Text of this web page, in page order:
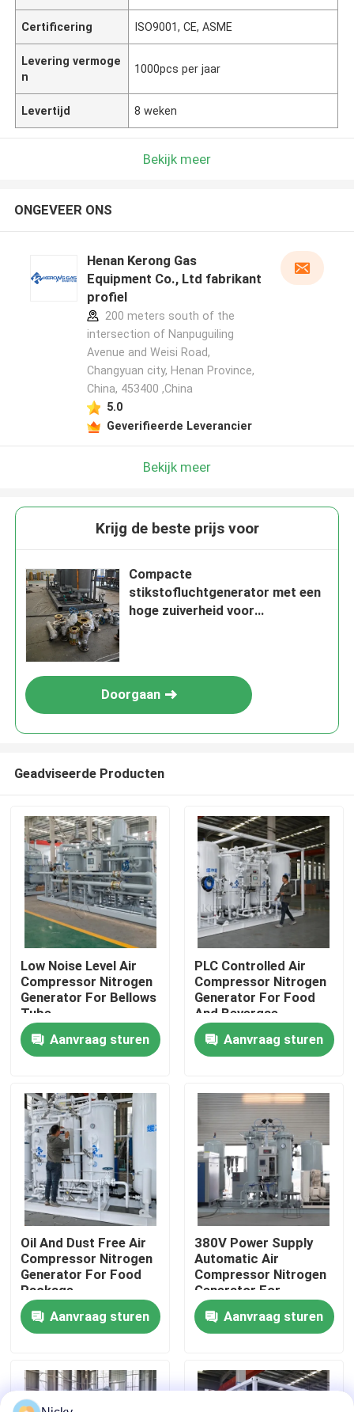
Thuis
Producten
Over ons
Fabriekstocht
Kwaliteitscontrole
Neem contact met ons op
Nieuws
Vraag een offerte
De Generator van de hoge Zuiverheidsstikstof
Certificering ISO9001, CE, ASME
Levering vermoge
n
1000pcs per jaar
Levertijd 8 weken
Bekijk meer
ONGEVEER ONS
Henan Kerong Gas
Equipment Co., Ltd fabrikant
profiel
200 meters south of the
intersection of Nanpuguiling
Avenue and Weisi Road,
Changyuan city, Henan Province,
China, 453400 ,China
5.0
Geverifieerde Leverancier
Bekijk meer
Krijg de beste prijs voor
Compacte
stikstofluchtgenerator met een
hoge zuiverheid voor
Doorgaan
Geadviseerde Producten
Low Noise Level Air
Compressor Nitrogen
Generator For Bellows
Tube
Aanvraag sturen
PLC Controlled Air
Compressor Nitrogen
Generator For Food
And Bevergae
Aanvraag sturen
Oil And Dust Free Air
Compressor Nitrogen
Generator For Food
Package
Aanvraag sturen
380V Power Supply
Automatic Air
Compressor Nitrogen
Generator For
Beverage Filling
Aanvraag sturen